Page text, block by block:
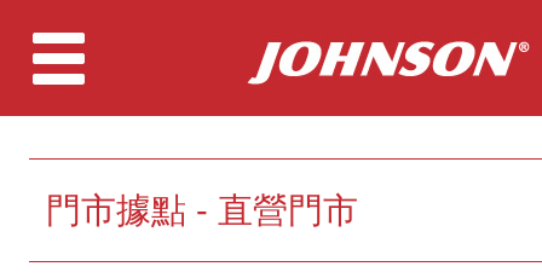
門市據點 - 直營門市